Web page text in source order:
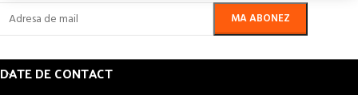
DATE DE CONTACT